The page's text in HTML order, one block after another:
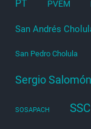
PT PVEM
San Andrés
San Pedro Cholula
Sergio
SOSAPACH SSC